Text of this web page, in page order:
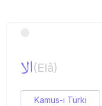
الا(Elâ)
Kamus-ı Türki